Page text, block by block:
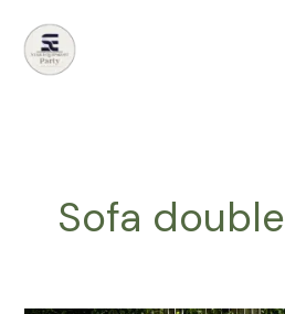
konten
Sofa double